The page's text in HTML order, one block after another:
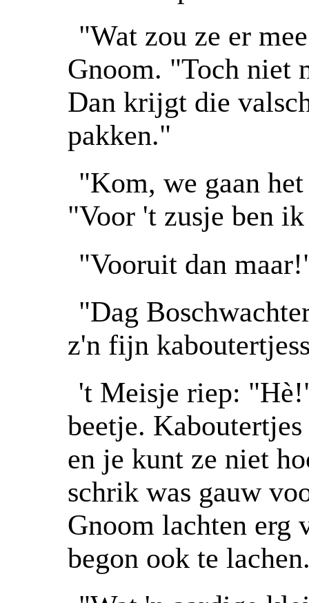
"Wat zou ze er
Gnoom. "Toch niet
Dan krijgt die
pakken."
"Kom, we gaan
"Voor 't zusje ben
"Vooruit dan
"Dag
z'n fijn
't Meisje riep:
beetje.
en je kunt ze niet
schrik was gauw
Gnoom lachten
begon ook te